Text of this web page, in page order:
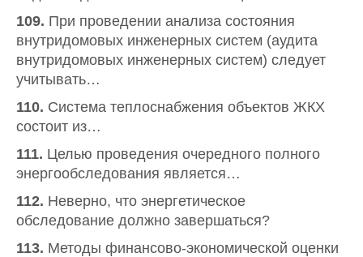
109. При проведении анализа состояния
внутридомовых инженерных систем (аудита
внутридомовых инженерных систем) следует
учитывать…
110. Система теплоснабжения объектов ЖКХ
состоит из…
111. Целью проведения очередного полного
энергообследования является…
112. Неверно, что энергетическое
обследование должно завершаться?
113. Методы финансово-экономической оценки